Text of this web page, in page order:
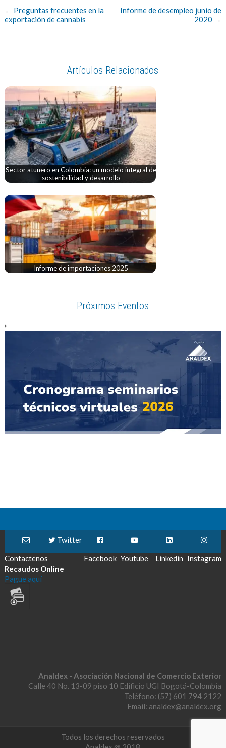
← Preguntas frecuentes en la
exportación de cannabis
Informe de desempleo junio de
2020 →
Artículos Relacionados
Sector atunero en Colombia: un modelo integral de
sostenibilidad y desarrollo
Informe de importaciones 2025
Próximos Eventos
Contactenos
Twitter
Facebook Youtube Linkedin Instagram
Recaudos Online
Pague aquí
Analdex - Asociación Nacional de Comercio Exterior
Calle 40 No. 13-09 piso 10 Edificio UGI Bogotá-Colombia
Teléfono: (57) 601 794 2122
Email: analdex@analdex.org
Todos los derechos reservados